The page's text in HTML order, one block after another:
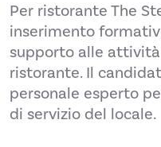
Per ristorante The
inserimento
supporto alle
ristorante. Il
personale esperto
di servizio del locale.